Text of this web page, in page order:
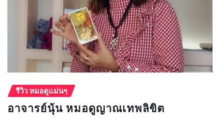
รีวิว หมอดูแม่นๆ
อาจารย์นุ้น หมอดูญาณเทพลิขิต